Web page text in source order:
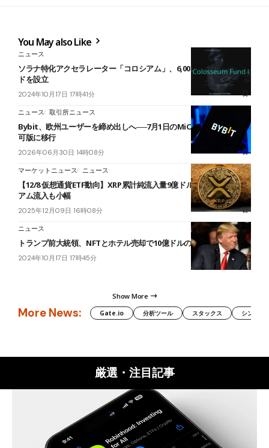
You May also Like
ニュース
ソラナ特化アクセラレーター「コロシアム」、6,000万ドルのファン
ドを設立
2024年10月17日 17時41分
ニュース 取引所ニュース
Bybit、欧州ユーザーを締め出しへ──7月1日のMiCA本格適用で、認
可版に移行
2026年06月30日 14時08分
マーケットニュース ニュース
【12/8 仮想通貨ETF動向】XRP累計純流入量9億ドル突破、イーサリ
アム流入も小幅
2025年12月09日 16時08分
ニュース
トランプ前大統領、NFTとホテル売却で10億ドルの収入を詳述
2024年10月17日 17時45分
Show More
More News: Gate.io 分析ツール スタックス シンボル
厳選・注目記事